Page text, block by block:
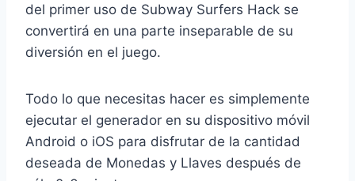
del primer uso de Subway Surfers Hack se
convertirá en una parte inseparable de su
diversión en el juego.
Todo lo que necesitas hacer es simplemente
ejecutar el generador en su dispositivo móvil
Android o iOS para disfrutar de la cantidad
deseada de Monedas y Llaves después de